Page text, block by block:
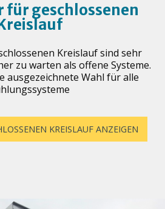
für geschlossenen
Kreislauf sind sehr
zu warten als offene Systeme.
ausgezeichnete Wahl für alle
KREISLAUF ANZEIGEN